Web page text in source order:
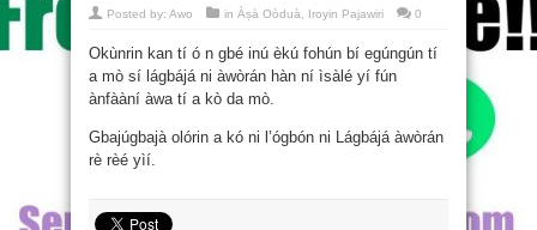
Posted by: Awo in Àṣà Oòduà Iroyin Pajawiri 0
Okùnrin kan tí ó n gbé inú èkú fohún bí egúngún tí
a mò sí lágbájá ni àwòrán hàn ní ìsàlé yí fún
ànfààní àwa tí a kò da mò.
Gbajúgbajà olórin a kó ni l’ógbón ni Lágbájá àwòrán
rè rèé yìí.